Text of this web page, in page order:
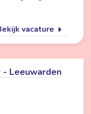
vacature
Leeuwarden